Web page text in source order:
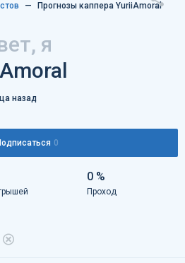
Прогнозы каппера YuriiAmoral
я
назад
0
0 %
Проход